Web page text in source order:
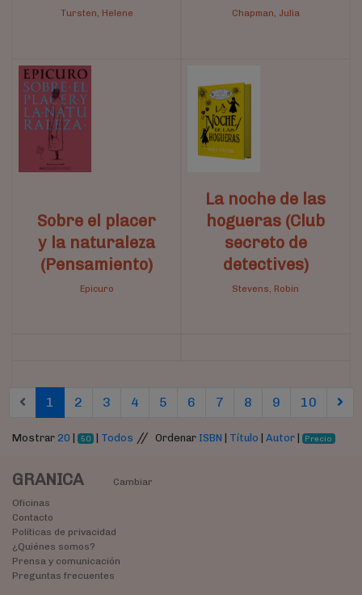
Tursten, Helene Chapman, Julia
Sobre el placer
y la naturaleza
(Pensamiento)
Epicuro
La noche de las
hogueras (Club
secreto de
detectives)
Stevens, Robin
1 (current)
2(current)
3(current)
4(current)
5(current)
6(current)
7(current)
8(current)
9(current)
10
Mostrar 20 50 | Todos // Ordenar ISBN Título Autor| Precio
GRANICA
Cambiar
Oficinas
Contacto
Políticas de privacidad
¿Quiénes somos?
Prensa y comunicación
Preguntas frecuentes